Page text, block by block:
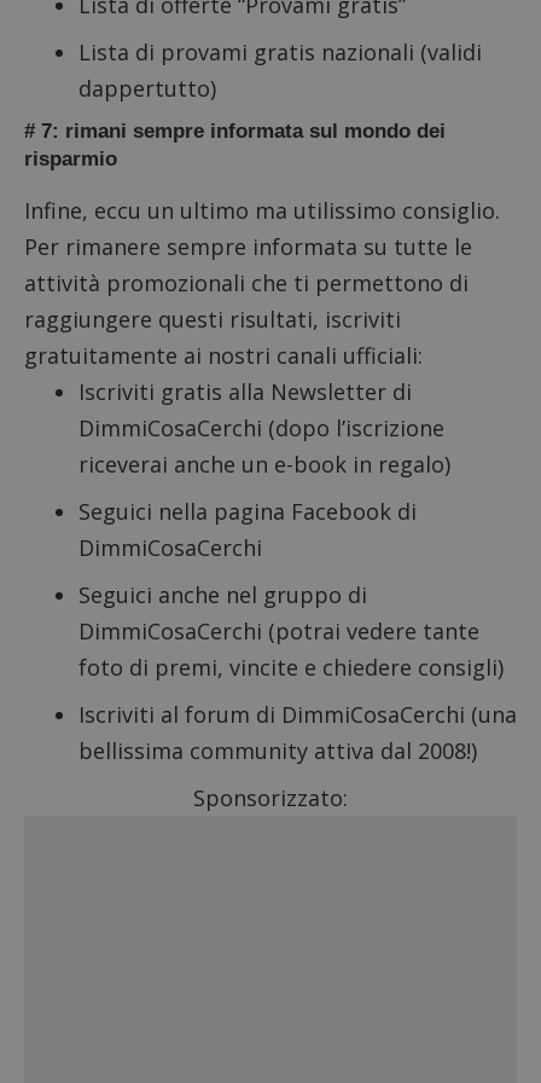
Lista di provami gratis nazionali (validi
dappertutto)
# 7: rimani sempre informata sul mondo dei
risparmio
Infine, eccu un ultimo ma utilissimo consiglio.
Per rimanere sempre informata su tutte le
attività promozionali che ti permettono di
raggiungere questi risultati, iscriviti
gratuitamente ai nostri canali ufficiali:
Iscriviti gratis alla Newsletter di
DimmiCosaCerchi (dopo l’iscrizione
riceverai anche un e-book in regalo)
Seguici nella pagina Facebook di
DimmiCosaCerchi
Seguici anche nel gruppo di
DimmiCosaCerchi (potrai vedere tante
foto di premi, vincite e chiedere consigli)
Iscriviti al forum di DimmiCosaCerchi (una
bellissima community attiva dal 2008!)
Sponsorizzato:
_GRECAPTCHA
Google LLC
CookieScriptConsent
Google Privacy Policy